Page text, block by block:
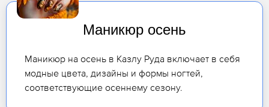
Маникюр осень
Маникюр на осень в Казлу Руда включает в себя
модные цвета, дизайны и формы ногтей,
соответствующие осеннему сезону.